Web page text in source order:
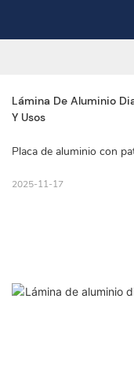
Lámina De Aluminio
Y Usos
Placa de aluminio con
2025-11-17